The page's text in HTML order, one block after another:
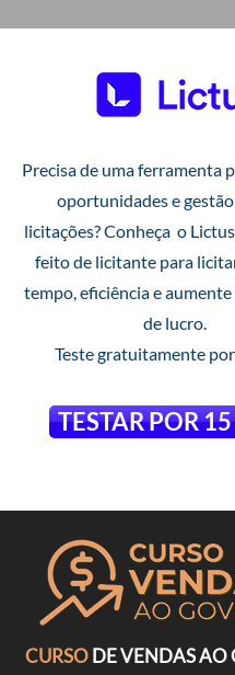
Precisa de uma ferramenta
oportunidades e gestão
licitações? Conheça o
feito de licitante para
tempo, eficiência e
de lucro.
Teste gratuitamente
TESTAR POR
CURSODE VENDAS AO